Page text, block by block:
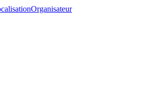
Organisateur